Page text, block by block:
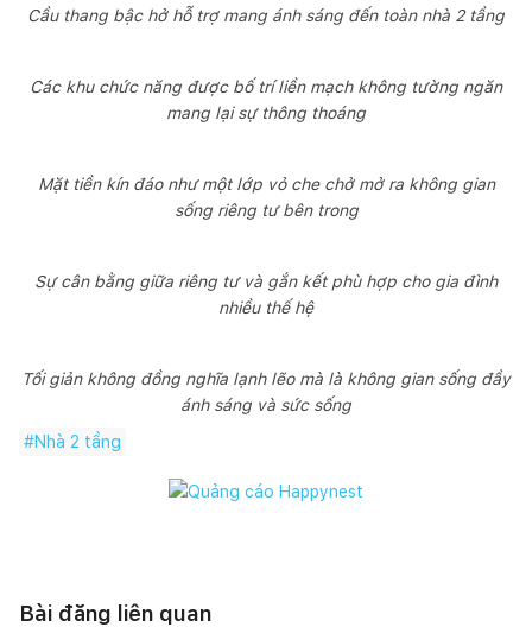
Tầng trệt có hai phòng ngủ ở hướng nam, trong khi tầng trên
gồm một phòng sinh hoạt chung ở giữa, bao quanh bởi bốn
phản ánh nhu cầu thực tế của gia đình nhiều thế hệ – có đủ
không gian riêng tư, đồng thời khuyến khích sự kết nối nhẹ
nhàng qua khu sinh hoạt chung và ban công hướng vườn.
trời – đúng tinh thần tối giản nhưng đầy sức sống.Đó là thứ tối
giản không lạnh lẽo, mà luôn ấm áp nhờ sự có mặt của thiên
Thông tin công trình:
Đơn vị thiết kế: DADA Partners
Cầu thang bậc hở hỗ trợ mang ánh sáng đến toàn nhà 2 tầng
Các khu chức năng được bố trí liền mạch không tường ngăn
mang lại sự thông thoáng
Mặt tiền kín đáo như một lớp vỏ che chở mở ra không gian
sống riêng tư bên trong
Sự cân bằng giữa riêng tư và gắn kết phù hợp cho gia đình
nhiều thế hệ
Tối giản không đồng nghĩa lạnh lẽo mà là không gian sống đầy
ánh sáng và sức sống
#Nhà 2 tầng
Bài đăng liên quan